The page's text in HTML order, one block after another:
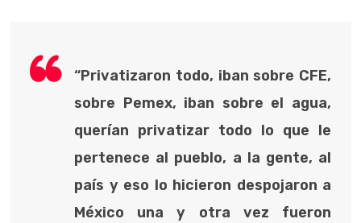
“Privatizaron todo, iban sobre CFE,
sobre Pemex, iban sobre el agua,
querían privatizar todo lo que le
pertenece al pueblo, a la gente, al
país y eso lo hicieron despojaron a
México una y otra vez fueron